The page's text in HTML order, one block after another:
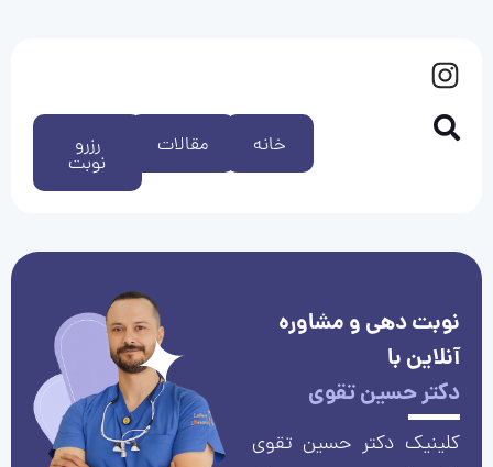
رزرو
نوبت
مقالات خانه
نوبت دهی و مشاوره
آنلاین با
دکتر حسین تقوی
کلینیک دکتر حسین تقوی